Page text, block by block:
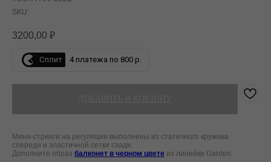
SKU:
3200,00 ₽
Сплит 4 платежа по 800 р.
Мини-стринги на регуляции выполнены из статичного кружева
спереди и эластичной сетки сзади.
Дополните образ балконет в черном цвете из линейки Garden.